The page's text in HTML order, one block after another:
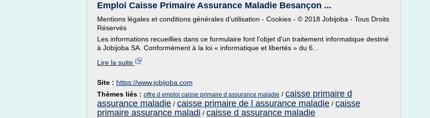
Emploi Caisse Primaire Assurance Maladie Besançon ...
Mentions légales et conditions générales d'utilisation - Cookies - © 2018 Jobijoba - Tous Droits
Réservés
Les informations recueillies dans ce formulaire font l'objet d'un traitement informatique destiné
à Jobijoba SA. Conformément à la loi « informatique et libertés » du 6...
Lire la suite
Site : https://www.jobijoba.com
Thèmes liés : offre d emploi caisse primaire d assurance maladie / caisse primaire d
assurance maladie / caisse primaire de l assurance maladie / caisse
primaire assurance maladi / caisse d assurance maladie